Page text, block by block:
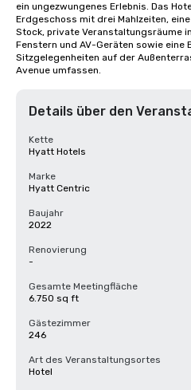
ein ungezwungenes Erlebnis. Das
Erdgeschoss mit drei Mahlzeiten,
Stock, private Veranstaltungsräume
Fenstern und AV-Geräten sowie eine
Sitzgelegenheiten auf der
Avenue umfassen.
Details über den
Kette
Hyatt Hotels
Marke
Hyatt Centric
Baujahr
2022
Renovierung
-
Gesamte Meetingfläche
6.750 sq ft
Gästezimmer
246
Art des Veranstaltungsortes
Hotel